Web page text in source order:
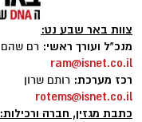
צוות באר שבע נט:
מנכ"ל ועורך ראשי: רם שהם
ram@isnet.co.il
רכז מערכת: רותם שרון
rotems@isnet.co.il
כתבת מגזין, חברה ורכילות: